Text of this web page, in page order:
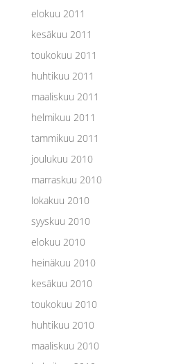
elokuu 2011
kesäkuu 2011
toukokuu 2011
huhtikuu 2011
maaliskuu 2011
helmikuu 2011
tammikuu 2011
joulukuu 2010
marraskuu 2010
lokakuu 2010
syyskuu 2010
elokuu 2010
heinäkuu 2010
kesäkuu 2010
toukokuu 2010
huhtikuu 2010
maaliskuu 2010